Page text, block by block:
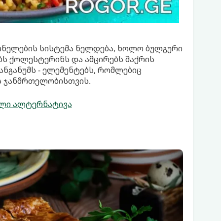
სისტემა ნელდება, ხოლო ბულგური
ქოლესტერინს და ამცირებს შაქრის
- ელემენტებს, რომლებიც
ჯანმრთელობისთვის.
ალტერნატივა